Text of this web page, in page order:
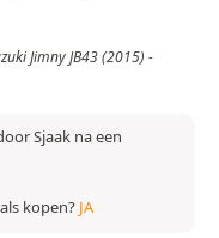
Jimny JB43 (2015) -
Sjaak na een
kopen? JA